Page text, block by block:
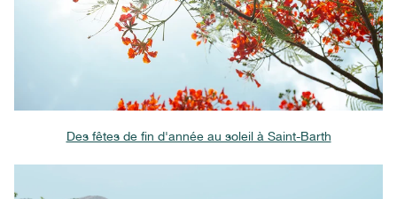
Des fêtes de fin d'année au soleil à Saint-Barth